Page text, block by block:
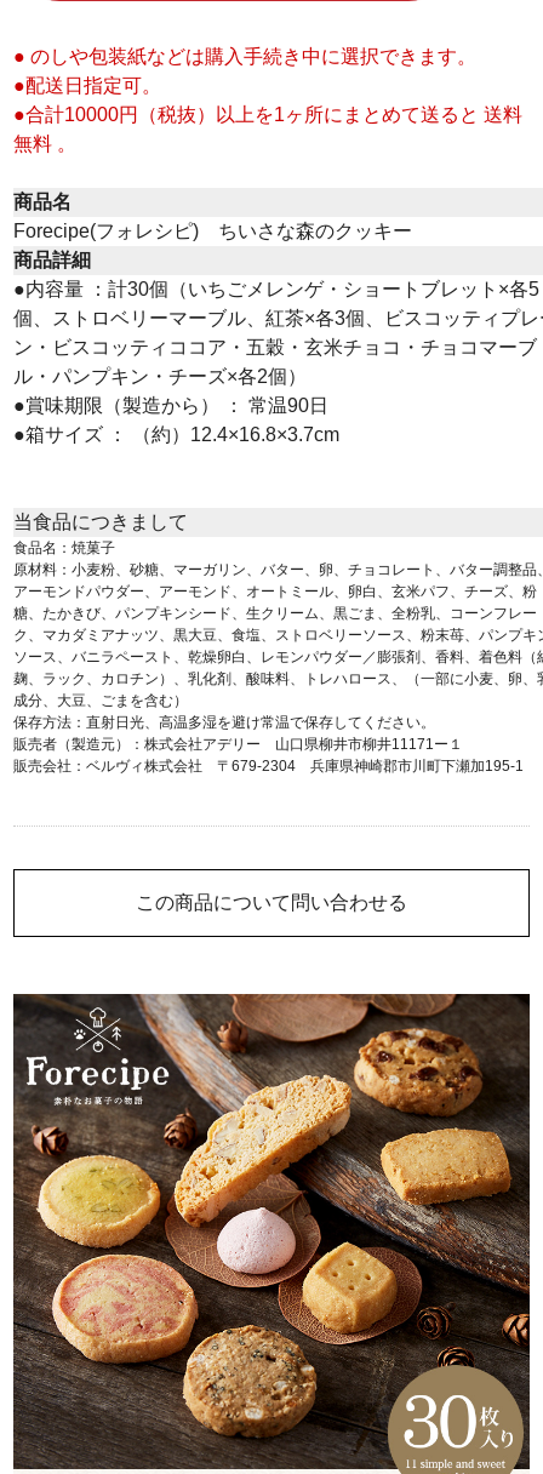
この商品について問い合わせる
● のしや包装紙などは購入手続き中に選択できます。
●配送日指定可。
●合計10000円（税抜）以上を1ヶ所にまとめて送ると 送料
無料 。
商品名
Forecipe(フォレシピ) ちいさな森のクッキー
商品詳細
●内容量 ：計30個（いちごメレンゲ・ショートブレット×各5
個、ストロベリーマーブル、紅茶×各3個、ビスコッティプレ
ン・ビスコッティココア・五穀・玄米チョコ・チョコマーブ
ル・パンプキン・チーズ×各2個）
●賞味期限（製造から） ： 常温90日
●箱サイズ ： （約）12.4×16.8×3.7cm
当食品につきまして
食品名：焼菓子
原材料：小麦粉、砂糖、マーガリン、バター、卵、チョコレート、バター調整品
アーモンドパウダー、アーモンド、オートミール、卵白、玄米パフ、チーズ、粉
糖、たかきび、パンプキンシード、生クリーム、黒ごま、全粉乳、コーンフレー
ク、マカダミアナッツ、黒大豆、食塩、ストロベリーソース、粉末苺、パンプキ
ソース、バニラペースト、乾燥卵白、レモンパウダー／膨張剤、香料、着色料（
麹、ラック、カロチン）、乳化剤、酸味料、トレハロース、（一部に小麦、卵、
成分、大豆、ごまを含む）
保存方法：直射日光、高温多湿を避け常温で保存してください。
販売者（製造元）：株式会社アデリー 山口県柳井市柳井11171ー１
販売会社：ベルヴィ株式会社 〒679-2304 兵庫県神崎郡市川町下瀬加195-1